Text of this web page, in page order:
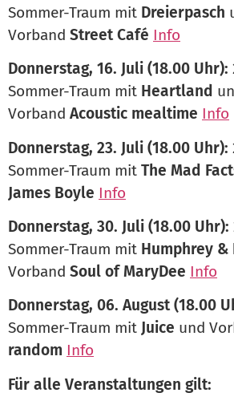
Sommer-Traum mit Dreierpasch
Vorband Street Café Info
Donnerstag, 16. Juli (18.00 Uhr):
Sommer-Traum mit Heartland
Vorband Acoustic mealtime Info
Donnerstag, 23. Juli (18.00 Uhr):
Sommer-Traum mit The Mad
James Boyle Info
Donnerstag, 30. Juli (18.00 Uhr):
Sommer-Traum mit Humphrey &
Vorband Soul of MaryDee Info
Donnerstag, 06. August (18.00
Sommer-Traum mit Juice und
random Info
Für alle Veranstaltungen gilt: